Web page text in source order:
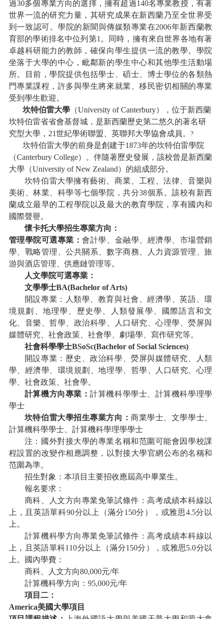
過30多個專業方向的選擇，擁有超過140名專業教授，有著
世界一流的研究力量，其研究成果在新西蘭乃至全世界受
到一致認可。學院的新聞與傳媒類專業在2006年新西蘭教
育部的學術排名中位列第1。同時，擁有來自世界各地有著
卓越科研能力的教師，確保向學生提供一流的教學。學院
坐落于大學的中心，毗鄰新的學生中心和其他學生活動場
所。目前，學院提供包括學士、碩士、博士學位的各類熱
門專業課程，許多與學生將來就業、移民密切相關的專業
受到學生歡迎。
坎特伯雷大學（University of Canterbury），位于新西蘭
坎特伯雷省省會基督城，是新西蘭歷史第二悠久的著名研
究型大學， 21世紀學術聯盟、英聯邦大學協會成員。 ?
坎特伯雷大學的前身是創建于1873年的坎特伯雷學院
（Canterbury College）。伴隨著歷史發展，該校曾是新西蘭
大學（University of New Zealand）的組成部分。
坎特伯雷大學擁有藝術、商業、工程、法律、音樂與
美術、林業、科學等七個學院，共分38個系。該校有新西
蘭成立最早的工程學院以及最大的教育學院，享有國內和
國際聲譽。
懷卡托大學招生專業方向：
管理學院可選專業：會計學、金融學、經濟學、市場營銷
學、戰略管理、公共關系、數字商務、人力資源管理、旅
游與酒店管理、供應鏈管理等。
人文學院可選專業：
文學學士BA(Bachelor of Arts)
開設專業：人類學、教育與社會、經濟學、英語、環
境規劃、地理學、歷史學、人類發展學、國際語言和文
化、音樂、哲學、政治科學、人口研究、心理學、熒屏與
媒體研究、社會政策、社會學、劇場學、寫作研究等。
社會科學學士BSoSc(Bachelor of Social Sciences)
開設專業：歷史、政治科學、熒屏與媒體研究、人類
學、經濟學、環境規劃、地理學、哲學、人口研究、心理
學、社會政策、社會學。
計算機方向專業：計算機科學學士、計算機科學理學
學士
坎特伯雷大學招生專業方向：商業學士、文學學士、
計算機科學學士、計算機科學理學學士
注：國外對接大學的專業名稱和范圍可能會因學校課
程設置的改變作相應調整，以對接大學官網公布的名稱和
范圍為準。
招生對象：本項目主要招收應屆高中畢業生。
報名要求：
商科、人文方向專業免筆試條件：高考成績本科線以
上，且英語單科90分以上（滿分150分），或雅思4.5分以
上。
計算機科學方向專業免筆試條件：高考成績本科線以
上，且英語單科110分以上（滿分150分），或雅思5.0分以
上。國內學費：
商科、人文方向80,000元/年
計算機科學方向： 95,000元/年
項目二：
America美國大學項目